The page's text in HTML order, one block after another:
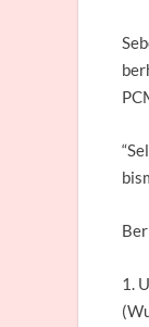
1.